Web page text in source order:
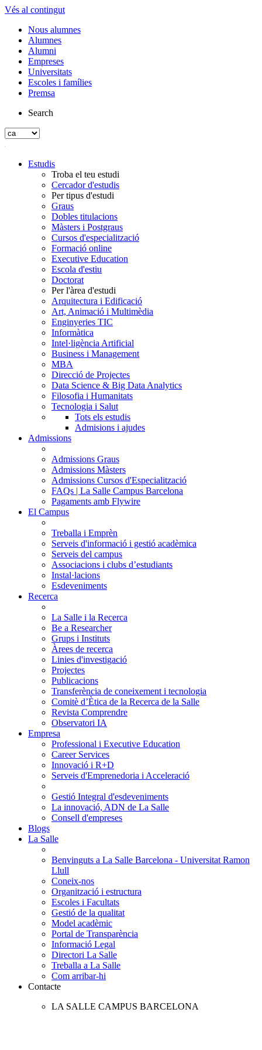
Vés al contingut
Nous alumnes
Alumnes
Alumni
Empreses
Universitats
Escoles i famílies
Premsa
Search
Estudis
Troba el teu estudi
Cercador d'estudis
Per tipus d'estudi
Graus
Dobles titulacions
Màsters i Postgraus
Cursos d'especialització
Formació online
Executive Education
Escola d'estiu
Doctorat
Per l'àrea d'estudi
Arquitectura i Edificació
Art, Animació i Multimèdia
Enginyeries TIC
Informàtica
Intel·ligència Artificial
Business i Management
MBA
Direcció de Projectes
Data Science & Big Data Analytics
Filosofia i Humanitats
Tecnologia i Salut
Tots els estudis
Admisions i ajudes
Admissions
Admissions Graus
Admissions Màsters
Admissions Cursos d'Especialització
FAQs | La Salle Campus Barcelona
Pagaments amb Flywire
El Campus
Treballa i Emprèn
Serveis d'informació i gestió acadèmica
Serveis del campus
Associacions i clubs d’estudiants
Instal·lacions
Esdeveniments
Recerca
La Salle i la Recerca
Be a Researcher
Grups i Instituts
Àrees de recerca
Linies d'investigació
Projectes
Publicacions
Transferència de coneixement i tecnologia
Comitè d’Ètica de la Recerca de la Salle
Revista Comprendre
Observatori IA
Empresa
Professional i Executive Education
Career Services
Innovació i R+D
Serveis d'Emprenedoria i Acceleració
Gestió Integral d'esdeveniments
La innovació, ADN de La Salle
Consell d'empreses
Blogs
La Salle
Benvinguts a La Salle Barcelona - Universitat Ramon
Llull
Coneix-nos
Organització i estructura
Escoles i Facultats
Gestió de la qualitat
Model acadèmic
Portal de Transparència
Informació Legal
Directori La Salle
Treballa a La Salle
Com arribar-hi
Contacte
LA SALLE CAMPUS BARCELONA